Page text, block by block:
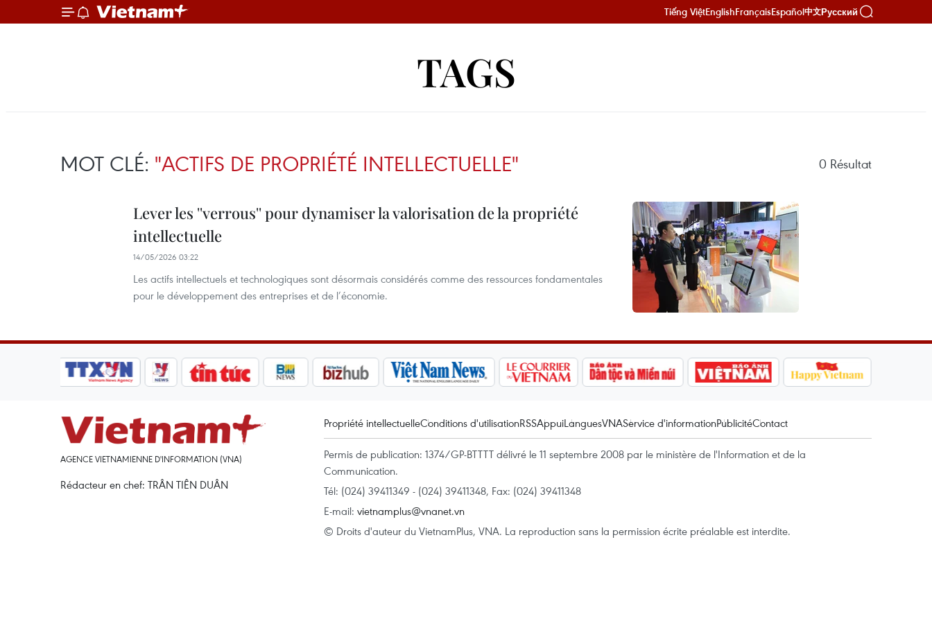
Tiếng ViệtEnglishFrançaisEspañol中文Русский
TAGS
MOT CLÉ: "ACTIFS DE PROPRIÉTÉ INTELLECTUELLE" 0 Résultat
Lever les ''verrous'' pour dynamiser la valorisation de la propriété
intellectuelle
14/05/2026 03:22
Les actifs intellectuels et technologiques sont désormais considérés comme des ressources fondamentales
pour le développement des entreprises et de l’économie.
AGENCE VIETNAMIENNE D'INFORMATION (VNA)
Rédacteur en chef: TRÂN TIÊN DUÂN
Propriété intellectuelleConditions d'utilisationRSSAppuiLanguesVNAService d'informationPublicitéContact
Permis de publication: 1374/GP-BTTTT délivré le 11 septembre 2008 par le ministère de l'Information et de la
Communication.
Tél: (024) 39411349 - (024) 39411348, Fax: (024) 39411348
E-mail: vietnamplus@vnanet.vn
© Droits d'auteur du VietnamPlus, VNA. La reproduction sans la permission écrite préalable est interdite.